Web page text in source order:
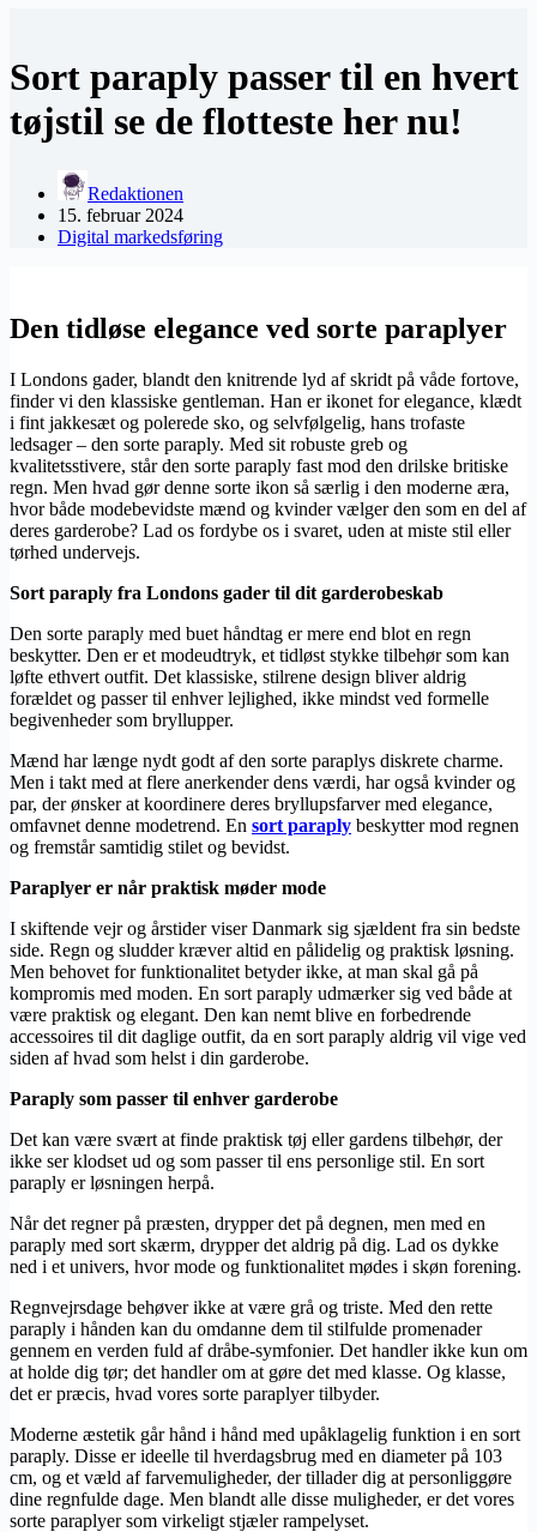
Sort paraply passer til en hvert
tøjstil se de flotteste her nu!
Redaktionen
15. februar 2024
Digital markedsføring
Den tidløse elegance ved sorte paraplyer
I Londons gader, blandt den knitrende lyd af skridt på våde fortove,
finder vi den klassiske gentleman. Han er ikonet for elegance, klædt
i fint jakkesæt og polerede sko, og selvfølgelig, hans trofaste
ledsager – den sorte paraply. Med sit robuste greb og
kvalitetsstivere, står den sorte paraply fast mod den drilske britiske
regn. Men hvad gør denne sorte ikon så særlig i den moderne æra,
hvor både modebevidste mænd og kvinder vælger den som en del af
deres garderobe? Lad os fordybe os i svaret, uden at miste stil eller
tørhed undervejs.
Sort paraply fra Londons gader til dit garderobeskab
Den sorte paraply med buet håndtag er mere end blot en regn
beskytter. Den er et modeudtryk, et tidløst stykke tilbehør som kan
løfte ethvert outfit. Det klassiske, stilrene design bliver aldrig
forældet og passer til enhver lejlighed, ikke mindst ved formelle
begivenheder som bryllupper.
Mænd har længe nydt godt af den sorte paraplys diskrete charme.
Men i takt med at flere anerkender dens værdi, har også kvinder og
par, der ønsker at koordinere deres bryllupsfarver med elegance,
omfavnet denne modetrend. En sort paraply beskytter mod regnen
og fremstår samtidig stilet og bevidst.
Paraplyer er når praktisk møder mode
I skiftende vejr og årstider viser Danmark sig sjældent fra sin bedste
side. Regn og sludder kræver altid en pålidelig og praktisk løsning.
Men behovet for funktionalitet betyder ikke, at man skal gå på
kompromis med moden. En sort paraply udmærker sig ved både at
være praktisk og elegant. Den kan nemt blive en forbedrende
accessoires til dit daglige outfit, da en sort paraply aldrig vil vige ved
siden af hvad som helst i din garderobe.
Paraply som passer til enhver garderobe
Det kan være svært at finde praktisk tøj eller gardens tilbehør, der
ikke ser klodset ud og som passer til ens personlige stil. En sort
paraply er løsningen herpå.
Når det regner på præsten, drypper det på degnen, men med en
paraply med sort skærm, drypper det aldrig på dig. Lad os dykke
ned i et univers, hvor mode og funktionalitet mødes i skøn forening.
Regnvejrsdage behøver ikke at være grå og triste. Med den rette
paraply i hånden kan du omdanne dem til stilfulde promenader
gennem en verden fuld af dråbe-symfonier. Det handler ikke kun om
at holde dig tør; det handler om at gøre det med klasse. Og klasse,
det er præcis, hvad vores sorte paraplyer tilbyder.
Moderne æstetik går hånd i hånd med upåklagelig funktion i en sort
paraply. Disse er ideelle til hverdagsbrug med en diameter på 103
cm, og et væld af farvemuligheder, der tillader dig at personliggøre
dine regnfulde dage. Men blandt alle disse muligheder, er det vores
sorte paraplyer som virkeligt stjæler rampelyset.